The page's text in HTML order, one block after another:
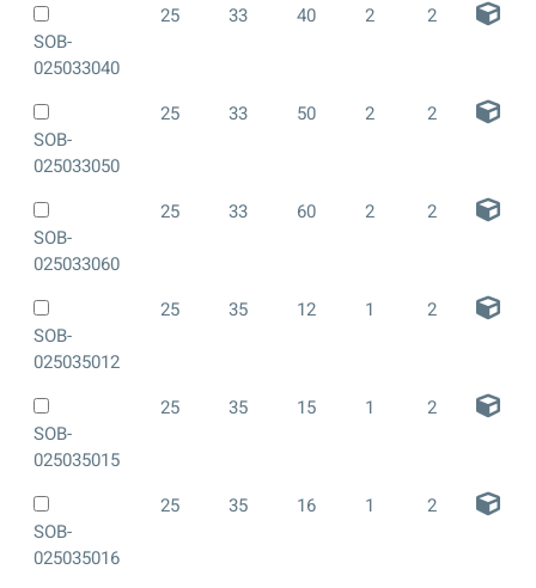
SOB-
025033040
25 33 40 2 2
SOB-
025033050
25 33 50 2 2
SOB-
025033060
25 33 60 2 2
SOB-
025035012
25 35 12 1 2
SOB-
025035015
25 35 15 1 2
SOB-
025035016
25 35 16 1 2